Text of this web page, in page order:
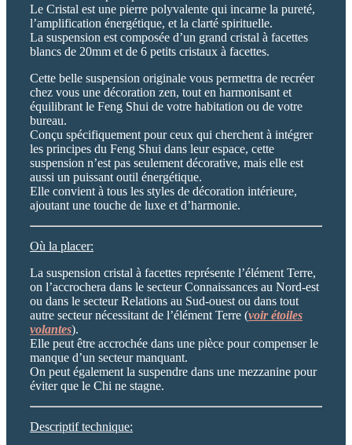
Le Cristal est une pierre polyvalente qui incarne la pureté,
l’amplification énergétique, et la clarté spirituelle.
La suspension est composée d’un grand cristal à facettes
blancs de 20mm et de 6 petits cristaux à facettes.
Cette belle suspension originale vous permettra de recréer
chez vous une décoration zen, tout en harmonisant et
équilibrant le Feng Shui de votre habitation ou de votre
bureau.
Conçu spécifiquement pour ceux qui cherchent à intégrer
les principes du Feng Shui dans leur espace, cette
suspension n’est pas seulement décorative, mais elle est
aussi un puissant outil énergétique.
Elle convient à tous les styles de décoration intérieure,
ajoutant une touche de luxe et d’harmonie.
Où la placer:
La suspension cristal à facettes représente l’élément Terre,
on l’accrochera dans le secteur Connaissances au Nord-est
ou dans le secteur Relations au Sud-ouest ou dans tout
autre secteur nécessitant de l’élément Terre (voir étoiles
volantes).
Elle peut être accrochée dans une pièce pour compenser le
manque d’un secteur manquant.
On peut également la suspendre dans une mezzanine pour
éviter que le Chi ne stagne.
Descriptif technique: